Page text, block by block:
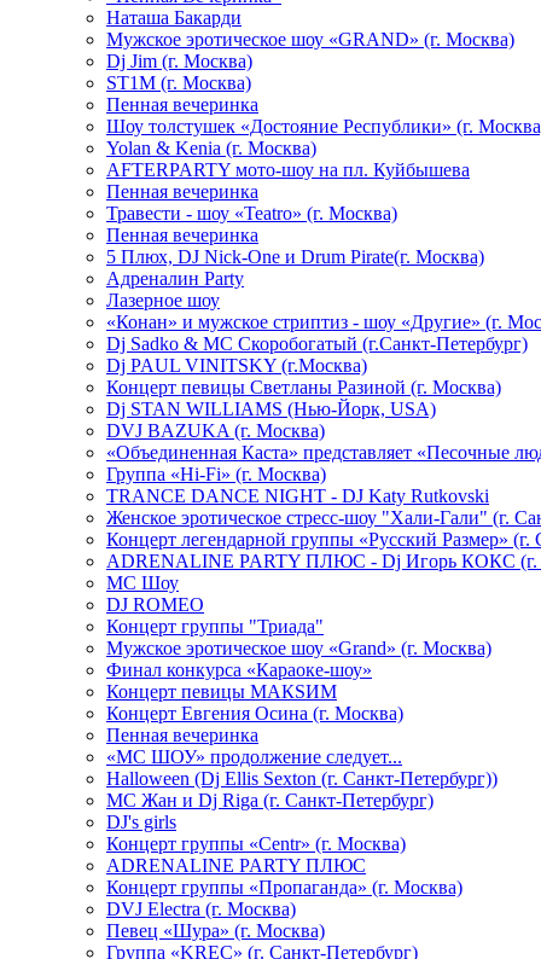
Hаташа Бакарди
Мужское эротическое шоу «GRAND» (г. Москва)
Dj Jim (г. Москва)
ST1M (г. Москва)
Пенная вечеринка
Шоу толстушек «Достояние Республики» (г.
Yolan & Kenia (г. Москва)
AFTERPARTY мото-шоу на пл. Куйбышева
Пенная вечеринка
Травести - шоу «Teatro» (г. Москва)
Пенная вечеринка
5 Плюх, DJ Nick-One и Drum Pirate(г. Москва)
Адреналин Party
Лазерное шоу
«Конан» и мужское стриптиз - шоу «Другие» (г.
Dj Sadko & МС Скоробогатый (г.Санкт-Петербург)
Dj PAUL VINITSKY (г.Москва)
Концерт певицы Светланы Разиной (г. Москва)
Dj STAN WILLIAMS (Нью-Йорк, USA)
DVJ BAZUKA (г. Москва)
«Объединенная Каста» представляет «Песочные
Группа «Hi-Fi» (г. Москва)
TRANCE DANCE NIGHT - DJ Katy Rutkovski
Женское эротическое стресс-шоу "Хали-Гали" (г.
Концерт легендарной группы «Русский Размер» (г.
ADRENALINE PARTY ПЛЮС - Dj Игорь КОКС (г.
MC Шоу
DJ ROMEO
Концерт группы "Триада"
Мужское эротическое шоу «Grand» (г. Москва)
Финал конкурса «Караоке-шоу»
Концерт певицы МАКSИМ
Концерт Евгения Осина (г. Москва)
Пенная вечеринка
«МС ШОУ» продолжение следует...
Halloween (Dj Ellis Sexton (г. Санкт-Петербург))
МС Жан и Dj Riga (г. Санкт-Петербург)
DJ's girls
Концерт группы «Centr» (г. Москва)
ADRENALINE PARTY ПЛЮС
Концерт группы «Пропаганда» (г. Москва)
DVJ Electra (г. Москва)
Певец «Шура» (г. Москва)
Группа «KREC» (г. Санкт-Петербург)